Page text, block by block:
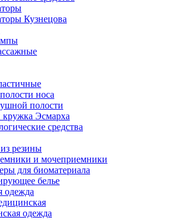
Кузнецова
носа
полости
кружка Эсмарха
средства
резины
и мочеприемники
для биоматериала
белье
одежда
одежда